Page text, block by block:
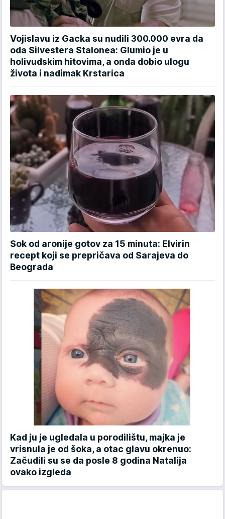
Vojislavu iz Gacka su nudili 300.000 evra da
oda Silvestera Stalonea: Glumio je u
holivudskim hitovima, a onda dobio ulogu
života i nadimak Krstarica
Sok od aronije gotov za 15 minuta: Elvirin
recept koji se prepričava od Sarajeva do
Beograda
Kad ju je ugledala u porodilištu, majka je
vrisnula je od šoka, a otac glavu okrenuo:
Začudili su se da posle 8 godina Natalija
ovako izgleda